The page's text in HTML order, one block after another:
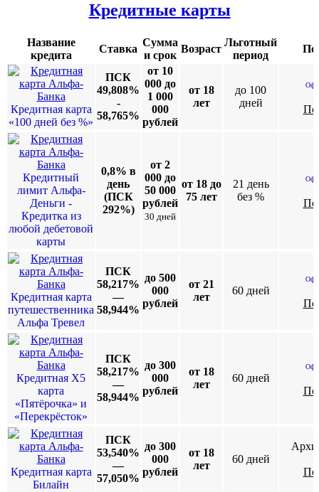
Кредитные карты
Название
кредита
Ставка
Сумма
и срок
Возраст
Льготный
период
Кредитная карта
«100 дней без %»
ПСК
49,808%
-
58,765%
от 10
000 до
1 000
000
рублей
от 18
лет
до 100
дней
Кредитный
лимит Альфа-
Деньги -
Кредитка из
любой дебетовой
карты
0,8% в
день
(ПСК
292%)
от 2
000 до
50 000
рублей
30 дней
от 18 до
75 лет
21 день
без %
Кредитная карта
путешественника
Альфа Тревел
ПСК
58,217%
—
58,944%
до 500
000
рублей
от 21
лет
60 дней
Кредитная Х5
карта
«Пятёрочка» и
«Перекрёсток»
ПСК
58,217%
—
58,944%
до 300
000
рублей
от 18
лет
60 дней​
Кредитная карта
Билайн
ПСК
53,540%
—
57,050%
до 300
000
рублей
от 18
лет
60 дней